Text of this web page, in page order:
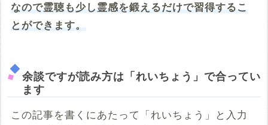
なので霊聴も少し霊感を鍛えるだけで習得するこ
とができます。
余談ですが読み方は「れいちょう」で合ってい
ます
この記事を書くにあたって「れいちょう」と入力